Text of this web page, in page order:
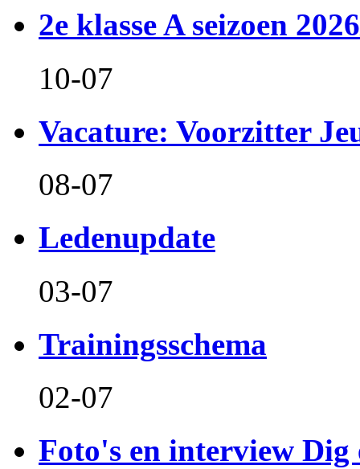
2e klasse A seizoen
10-07
Vacature: Voorzitter
08-07
Ledenupdate
03-07
Trainingsschema
02-07
Foto's en interview Dig